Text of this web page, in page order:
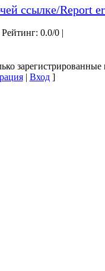
ссылке/Report
Рейтинг: 0.0/0 |
зарегистрированные
| Вход]